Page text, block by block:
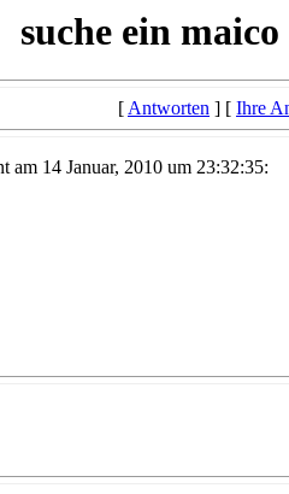
suche ein
[Antworten ] [ Ihre
am 14 Januar, 2010 um 23:32:35: